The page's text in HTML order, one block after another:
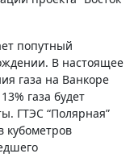
попутный
В настоящее
газа на Ванкоре
газа будет
ГТЭС “Полярная”
кубометров